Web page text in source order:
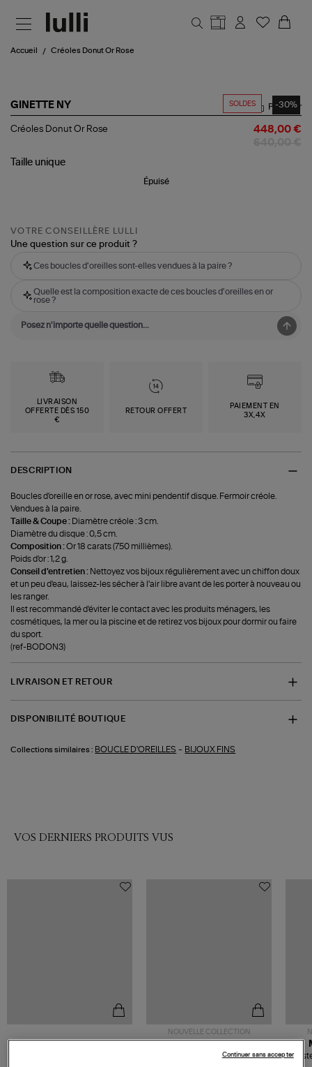
Accueil Créoles Donut Or Rose
SOLDES -30%
GINETTE NY
Créoles
Rose
Partager
Créoles Donut Or Rose 448,00 €
Taille unique
Épuisé
VOTRE CONSEILLÈRE LULLI
Une question sur ce produit ?
Ces boucles d'oreilles sont-elles vendues à la paire ?
Quelle est la composition exacte de ces boucles d'oreilles en or
rose ?
LIVRAISON
OFFERTE DÈS 150
€
RETOUR OFFERT
PAIEMENT EN
3X,4X
DESCRIPTION
Boucles d'oreille en or rose, avec mini pendentif disque. Fermoir créole.
Vendues à la paire.
Taille & Coupe : Diamètre créole : 3 cm.
Diamètre du disque : 0,5 cm.
Composition :Or 18 carats (750 millièmes).
Poids d'or : 1,2 g.
Conseil d'entretien : Nettoyez vos bijoux régulièrement avec un chiffon doux
et un peu d'eau, laissez-les sécher à l'air libre avant de les porter à nouveau ou
les ranger.
Il est recommandé d'éviter le contact avec les produits ménagers, les
cosmétiques, la mer ou la piscine et de retirez vos bijoux pour dormir ou faire
du sport.
(ref-BODON3)
LIVRAISON ET RETOUR
DISPONIBILITÉ BOUTIQUE
Collections similaires : BOUCLE D'OREILLES - BIJOUX FINS
VOS DERNIERS PRODUITS VUS
NOUVELLE COLLECTION
Mocassins Killian SportContinuer sans accepter